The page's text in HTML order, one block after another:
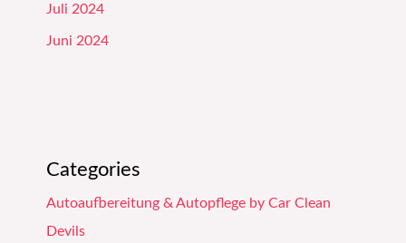
Juli 2024
Juni 2024
Categories
Autoaufbereitung & Autopflege by Car Clean
Devils